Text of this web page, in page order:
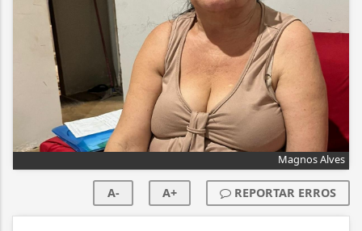
Magnos Alves
A- A+ REPORTAR ERROS